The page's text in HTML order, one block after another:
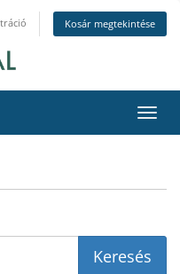
Kosár megtekintése